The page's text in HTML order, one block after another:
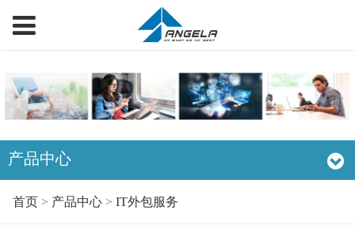
产品中心
首页> 产品中心 > IT外包服务